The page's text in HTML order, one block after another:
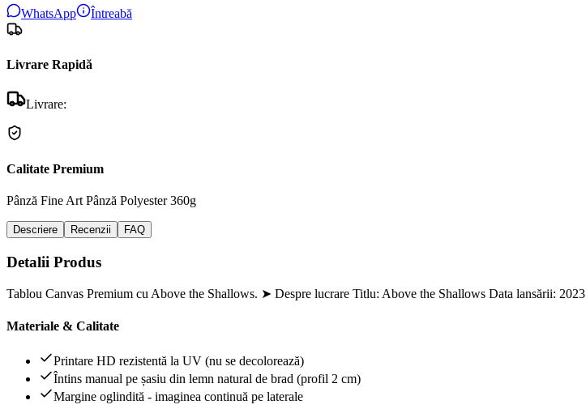
WhatsApp Întreabă
Livrare Rapidă
Livrare:
Calitate Premium
Pânză Fine Art Pânză Polyester 360g
Descriere Recenzii FAQ
Detalii Produs
Tablou Canvas Premium cu Above the Shallows. ➤ Despre lucrare Titlu: Above the Shallows Data lansării: 2023
Materiale & Calitate
Printare HD rezistentă la UV (nu se decolorează)
Întins manual pe șasiu din lemn natural de brad (profil 2 cm)
Margine oglindită - imaginea continuă pe laterale